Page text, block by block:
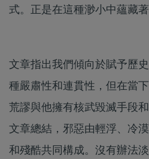
式。正是在這種渺小中蘊藏
文章指出我們傾向於賦予歷
種嚴肅性和連貫性，但在當
荒謬與他擁有核武毀滅手段
文章總結，邪惡由輕浮、冷
和殘酷共同構成。沒有辦法